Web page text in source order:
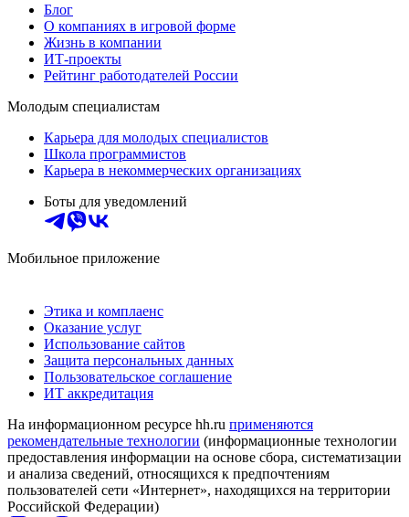
Блог
О компаниях в игровой форме
Жизнь в компании
ИТ-проекты
Рейтинг работодателей России
Молодым специалистам
Карьера для молодых специалистов
Школа программистов
Карьера в некоммерческих организациях
Боты для уведомлений
Мобильное приложение
Этика и комплаенс
Оказание услуг
Использование сайтов
Защита персональных данных
Пользовательское соглашение
ИТ аккредитация
На информационном ресурсе hh.ru применяются
рекомендательные технологии (информационные технологии
предоставления информации на основе сбора, систематизации
и анализа сведений, относящихся к предпочтениям
пользователей сети «Интернет», находящихся на территории
Российской Федерации)